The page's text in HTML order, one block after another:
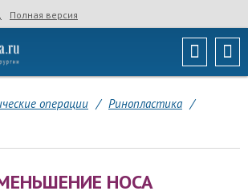
Полная версия
операции / Ринопластика /
НОСА